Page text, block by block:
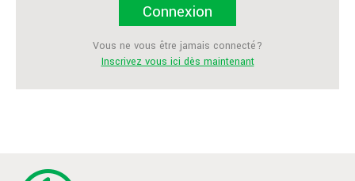
Connexion
Vous ne vous être jamais connecté?
Inscrivez vous ici dès maintenant